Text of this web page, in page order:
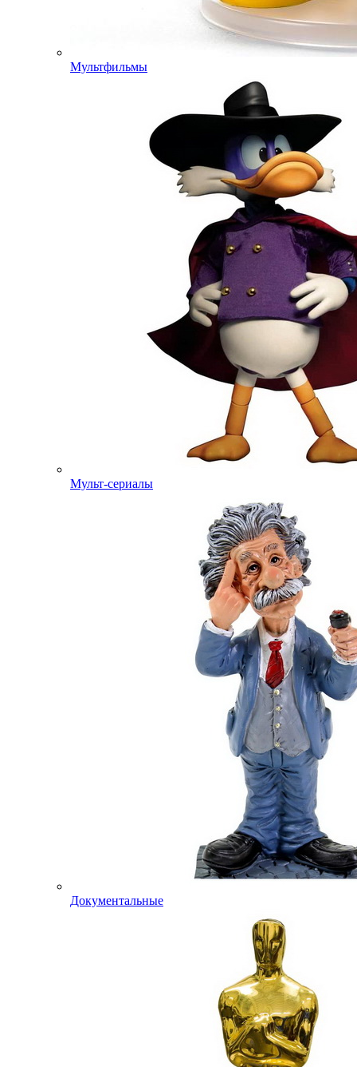
Мультфильмы
Мульт-сериалы
Документальные